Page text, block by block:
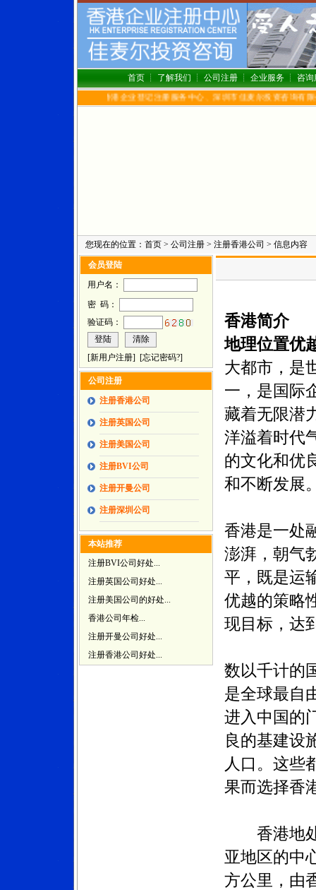
首页 ┊ 了解我们 ┊ 公司注册 ┊ 企业服务 ┊ 咨询
香港企业登记注册服务中心、深圳市佳麦尔投资咨询有限公司欢迎您!
您现在的位置： 首页> 公司注册> 注册香港公司 > 信息内容
会员登陆
用户名：
密 码：
验证码：
[新用户注册] [忘记密码?]
公司注册
注册香港公司
注册英国公司
注册美国公司
注册BVI公司
注册开曼公司
注册深圳公司
本站推荐
注册BVI公司好处...
注册英国公司好处...
注册美国公司的好处...
香港公司年检...
注册开曼公司好处...
注册香港公司好处...
香港简介
地理位置优
大都市，是
一，是国际
藏着无限潜
洋溢着时代
的文化和优
和不断发展
香港是一处
澎湃，朝气
平，既是运
优越的策略
现目标，达
数以千计的
是全球最自
进入中国的
良的基建设
人口。这些
果而选择香
香港地
亚地区的中
方公里，由